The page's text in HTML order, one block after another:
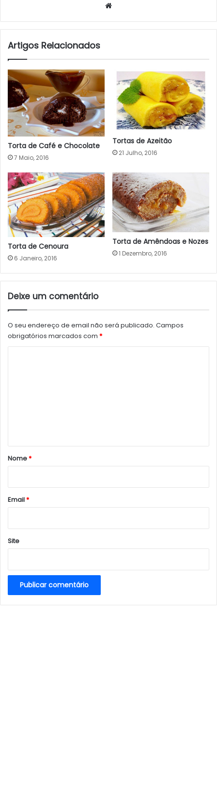
Artigos Relacionados
Torta de Café e Chocolate
7 Maio, 2016
Tortas de Azeitão
21 Julho, 2016
Torta de Cenoura
6 Janeiro, 2016
Torta de Amêndoas e Nozes
1 Dezembro, 2016
Deixe um comentário
O seu endereço de email não será publicado. Campos
obrigatórios marcados com *
r
*
Nome*
Email*
Site